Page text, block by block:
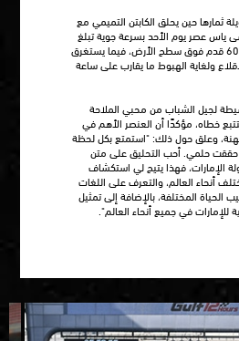
ثمارها حين يحلق الكابتن التميمي مع
ياس عصر يوم الأحد بسرعة جوية تبلغ
220 عقدة وعلى ارتفاع 600 قدم فوق سطح الأرض، فيما يستغرق
ولغاية الهبوط ما يقارب على ساعة
لجيل الشباب من محبي الملاحة
بتتبع خطاه، مؤكدًا أن العنصر الأهم في
وعلق حول ذلك: "استمتع بكل لحظة
حققت حلمي. أحب التحليق على متن
الإمارات، فهذا يتيح لي استكشاف
أنحاء العالم، والتعرف على اللغات
الحياة المختلفة، بالإضافة إلى تمثيل
في جميع أنحاء العالم".